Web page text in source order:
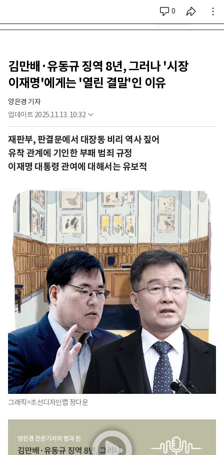
0
시리즈 전체
김만배·유동규 징역 8년, 그러나 '시장
이재명'에게는 '열린 결말'인 이유
양은경 기자
업데이트 2025.11.13. 10:32
재판부, 판결문에서 대장동 비리 역사 짚어
유착 관계에 기인한 부패 범죄 규정
이재명 대통령 관여에 대해서는 유보적
그래픽=조선디자인랩 정다운